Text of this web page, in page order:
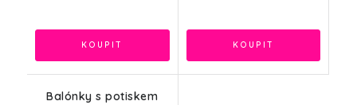
Balónky s potiskem